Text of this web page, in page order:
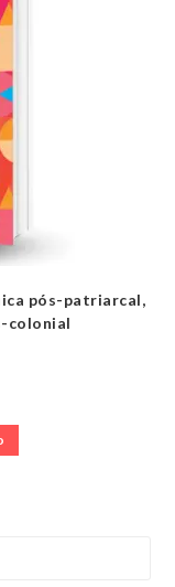
pós-patriarcal,
colonial